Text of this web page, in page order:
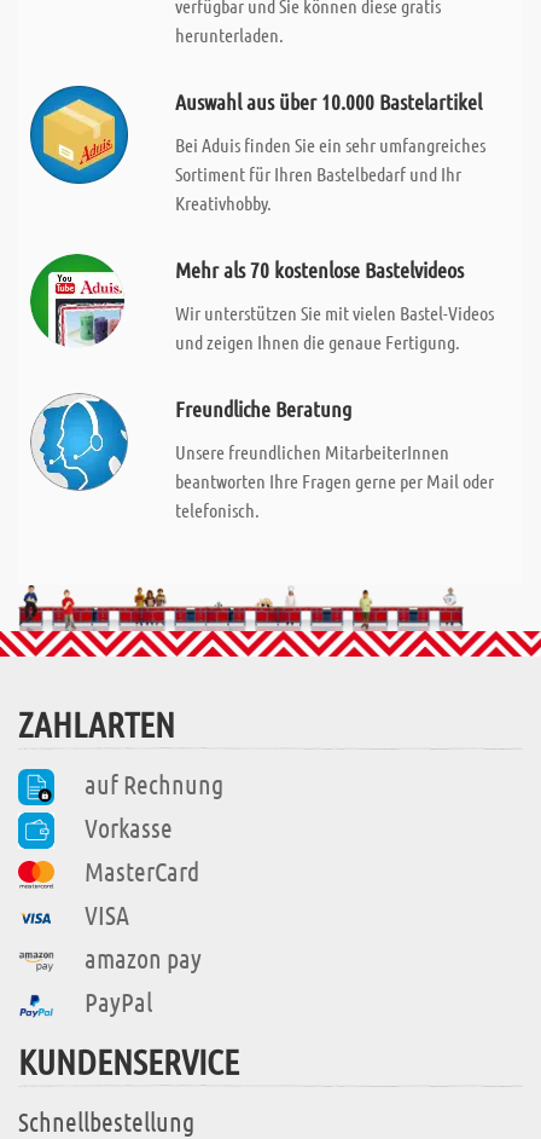
verfügbar und Sie können diese gratis
herunterladen.
Auswahl aus über 10.000 Bastelartikel
Bei Aduis finden Sie ein sehr umfangreiches
Sortiment für Ihren Bastelbedarf und Ihr
Kreativhobby.
Mehr als 70 kostenlose Bastelvideos
Wir unterstützen Sie mit vielen Bastel-Videos
und zeigen Ihnen die genaue Fertigung.
Freundliche Beratung
Unsere freundlichen MitarbeiterInnen
beantworten Ihre Fragen gerne per Mail oder
telefonisch.
ZAHLARTEN
auf Rechnung
Vorkasse
MasterCard
VISA
amazon pay
PayPal
KUNDENSERVICE
Schnellbestellung